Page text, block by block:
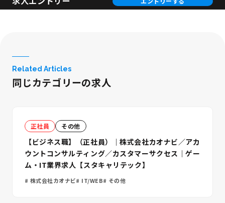
Related Articles
同じカテゴリーの求人
正社員 その他
【ビジネス職】（正社員）｜株式会社カオナビ／アカ
ウントコンサルティング／カスタマーサクセス｜ゲー
ム・IT業界求人【スタキャリテック】
株式会社カオナビ IT/WEB その他